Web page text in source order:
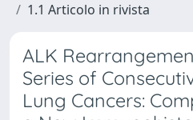
1.1 Articolo in rivista
ALK
Series of
Lung Cancers: